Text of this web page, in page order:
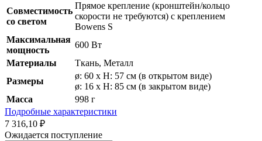
Совместимость
со светом
Прямое крепление (кронштейн/кольцо
скорости не требуются) с креплением
Bowens S
Максимальная
мощность
600 Вт
Материалы
Ткань, Металл
Размеры
ø: 60 x H: 57 см (в открытом виде)
ø: 16 x H: 85 см (в закрытом виде)
Масса
998 г
Подробные характеристики
7 316,10 ₽
Ожидается поступление